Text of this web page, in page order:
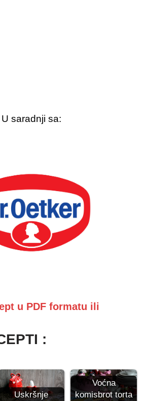
U saradnji sa:
u PDF formatu ili
:
Uskršnje
Voćna
komisbrot torta